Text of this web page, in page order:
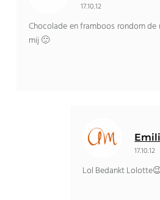
17.10.12
Chocolade en framboos rondom
mij 🙂
17.10.12
Lol Bedankt